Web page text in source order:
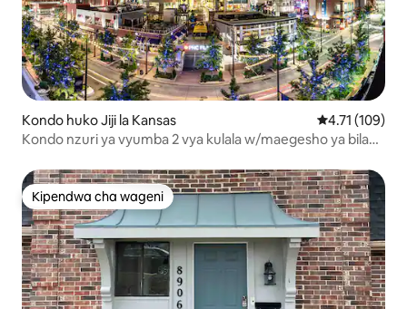
Kondo huko Jiji la Kansas Ukadiriaji wa
4.71 (109)
Kondo nzuri ya vyumba 2 vya kulala w/maegesho ya bila
Kipendwa cha wageni
Kipendwa cha wageni